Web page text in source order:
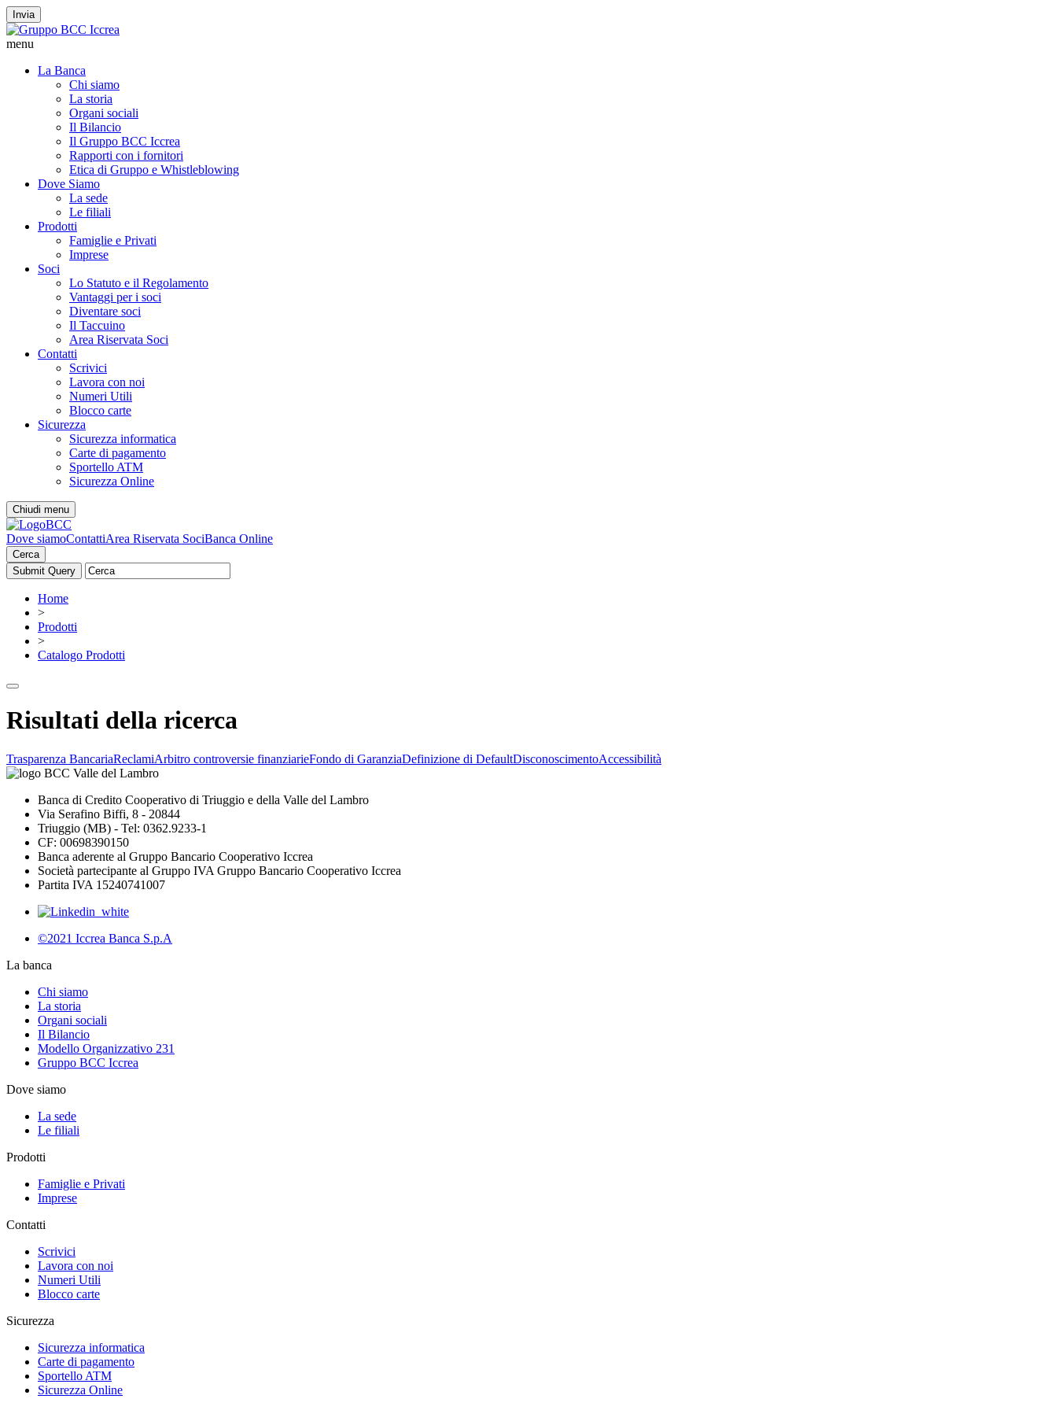
Invia
menu
La Banca
Chi siamo
La storia
Organi sociali
Il Bilancio
Il Gruppo BCC Iccrea
Rapporti con i fornitori
Etica di Gruppo e Whistleblowing
Dove Siamo
La sede
Le filiali
Prodotti
Famiglie e Privati
Imprese
Soci
Lo Statuto e il Regolamento
Vantaggi per i soci
Diventare soci
Il Taccuino
Area Riservata Soci
Contatti
Scrivici
Lavora con noi
Numeri Utili
Blocco carte
Sicurezza
Sicurezza informatica
Carte di pagamento
Sportello ATM
Sicurezza Online
Chiudi menu
Dove siamoContattiArea Riservata SociBanca Online
Cerca
Home
>
Prodotti
>
Catalogo Prodotti
Risultati della ricerca
Trasparenza BancariaReclamiArbitro controversie finanziarieFondo di GaranziaDefinizione di DefaultDisconoscimentoAccessibilità
Banca di Credito Cooperativo di Triuggio e della Valle del Lambro
Via Serafino Biffi, 8 - 20844
Triuggio (MB) - Tel: 0362.9233-1
CF: 00698390150
Banca aderente al Gruppo Bancario Cooperativo Iccrea
Società partecipante al Gruppo IVA Gruppo Bancario Cooperativo Iccrea
Partita IVA 15240741007
©2021 Iccrea Banca S.p.A
La banca
Chi siamo
La storia
Organi sociali
Il Bilancio
Modello Organizzativo 231
Gruppo BCC Iccrea
Dove siamo
La sede
Le filiali
Prodotti
Famiglie e Privati
Imprese
Contatti
Scrivici
Lavora con noi
Numeri Utili
Blocco carte
Sicurezza
Sicurezza informatica
Carte di pagamento
Sportello ATM
Sicurezza Online